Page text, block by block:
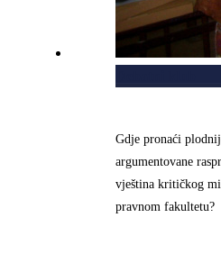
Gdje pronaći
argumentovane
vještina kritičkog
pravnom fakultetu?